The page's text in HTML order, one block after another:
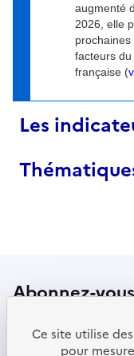
augmenté
2026, elle
facteurs
française (
Les
Nombre de
structure
Population
Mis à jour le13Avril 2026
Abonnez-
Recevez
Ce site utilise
pour